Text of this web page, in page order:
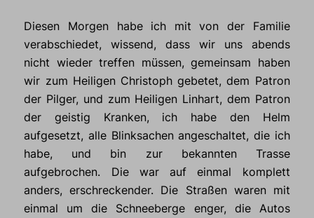
Diesen Morgen habe ich mit von der Familie
verabschiedet, wissend, dass wir uns abends
nicht wieder treffen müssen, gemeinsam haben
wir zum Heiligen Christoph gebetet, dem Patron
der Pilger, und zum Heiligen Linhart, dem Patron
der geistig Kranken, ich habe den Helm
aufgesetzt, alle Blinksachen angeschaltet, die ich
habe, und bin zur bekannten Trasse
aufgebrochen. Die war auf einmal komplett
anders, erschreckender. Die Straßen waren mit
einmal um die Schneeberge enger, die Autos